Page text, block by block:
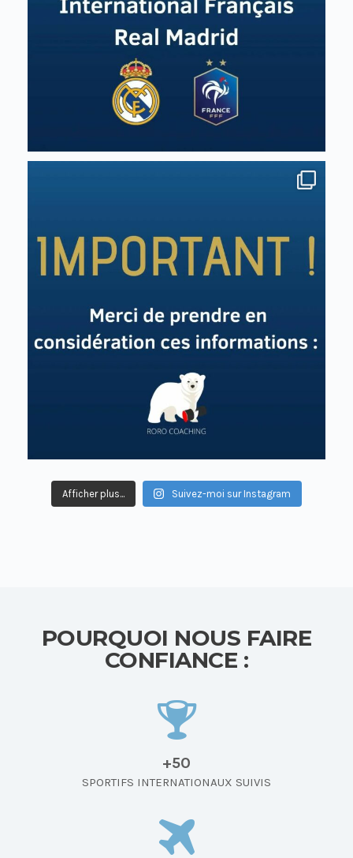
Afficher plus... Suivez-moi sur Instagram
POURQUOI NOUS FAIRE
CONFIANCE :
+50
SPORTIFS INTERNATIONAUX SUIVIS